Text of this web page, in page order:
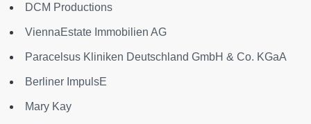
DCM Productions
ViennaEstate Immobilien AG
Paracelsus Kliniken Deutschland GmbH & Co. KGaA
Berliner ImpulsE
Mary Kay